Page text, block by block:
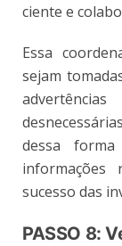
ciente e
Essa
sejam
dessa
informações
sucesso das
PASSO 8: